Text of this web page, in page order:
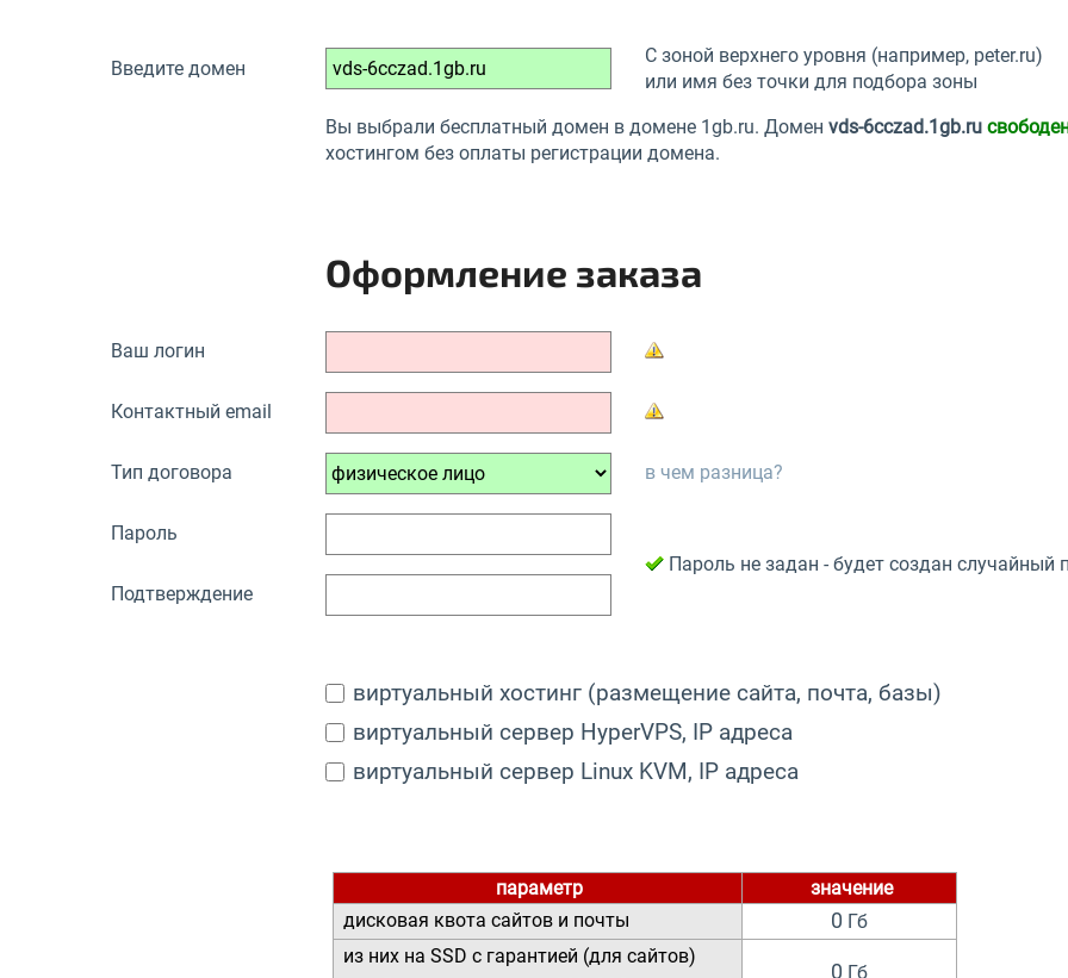
Введите домен
С зоной верхнего уровня (например, peter.ru)
или имя без точки для подбора зоны
Вы выбрали бесплатный домен в домене 1gb.ru. Домен vds-6cczad.1gb.ru
хостингом без оплаты регистрации домена.
Оформление заказа
Ваш логин
Контактный email
Тип договора в чем разница?
Пароль
Пароль не задан - будет создан случайный
Подтверждение
виртуальный хостинг (размещение сайта, почта, базы)
виртуальный сервер HyperVPS, IP адреса
виртуальный сервер Linux KVM, IP адреса
параметр
значение
дисковая квота сайтов и почты
0 Гб
из них на SSD с гарантией (для сайтов)
0 Гб